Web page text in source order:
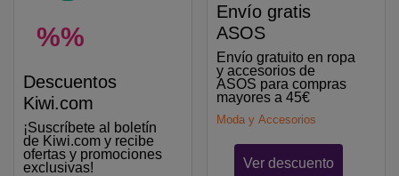
%%
Descuentos
Kiwi.com
¡Suscríbete al boletín
de Kiwi.com y recibe
ofertas y promociones
exclusivas!
Envío gratis
ASOS
Envío gratuito en ropa
y accesorios de
ASOS para compras
mayores a 45€
Moda y Accesorios
Ver descuento